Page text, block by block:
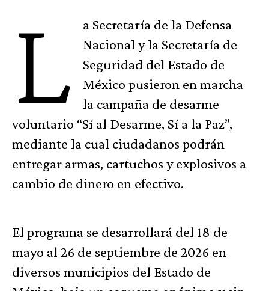
L
a Secretaría de la Defensa
Nacional y la Secretaría de
Seguridad del Estado de
México pusieron en marcha
la campaña de desarme
voluntario “Sí al Desarme, Sí a la Paz”,
mediante la cual ciudadanos podrán
entregar armas, cartuchos y explosivos a
cambio de dinero en efectivo.
El programa se desarrollará del 18 de
mayo al 26 de septiembre de 2026 en
diversos municipios del Estado de